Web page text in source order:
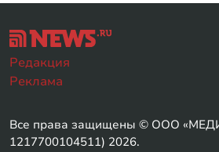
Редакция
Реклама
Все права защищены © ООО
1217700104511) 2026.